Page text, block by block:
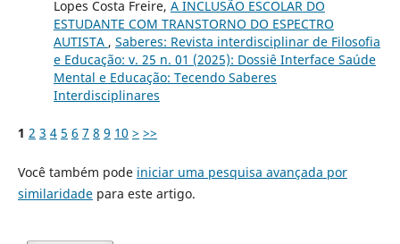
Lopes Costa Freire, A INCLUSÃO ESCOLAR DO
ESTUDANTE COM TRANSTORNO DO ESPECTRO
AUTISTA , Saberes: Revista interdisciplinar de Filosofia
e Educação: v. 25 n. 01 (2025): Dossiê Interface Saúde
Mental e Educação: Tecendo Saberes
Interdisciplinares
1 2 3 4 5 6 7 8 9 10 > >>
Você também pode iniciar uma pesquisa avançada por
similaridadepara este artigo.